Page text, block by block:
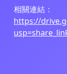
相關連結：
https://